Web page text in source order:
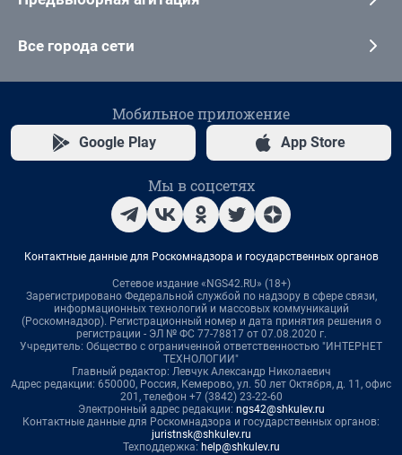
Все города сети
Мобильное приложение
Google Play App Store
Мы в соцсетях
Контактные данные для Роскомнадзора и государственных органов
Сетевое издание «NGS42.RU» (18+)
Зарегистрировано Федеральной службой по надзору в сфере связи,
информационных технологий и массовых коммуникаций
(Роскомнадзор). Регистрационный номер и дата принятия решения о
регистрации - ЭЛ № ФС 77-78817 от 07.08.2020 г.
Учредитель: Общество с ограниченной ответственностью "ИНТЕРНЕТ
ТЕХНОЛОГИИ"
Главный редактор: Левчук Александр Николаевич
Адрес редакции: 650000, Россия, Кемерово, ул. 50 лет Октября, д. 11, офис
201, телефон +7 (3842) 23-22-60
Электронный адрес редакции: ngs42@shkulev.ru
Контактные данные для Роскомнадзора и государственных органов:
juristnsk@shkulev.ru
Техподдержка: help@shkulev.ru